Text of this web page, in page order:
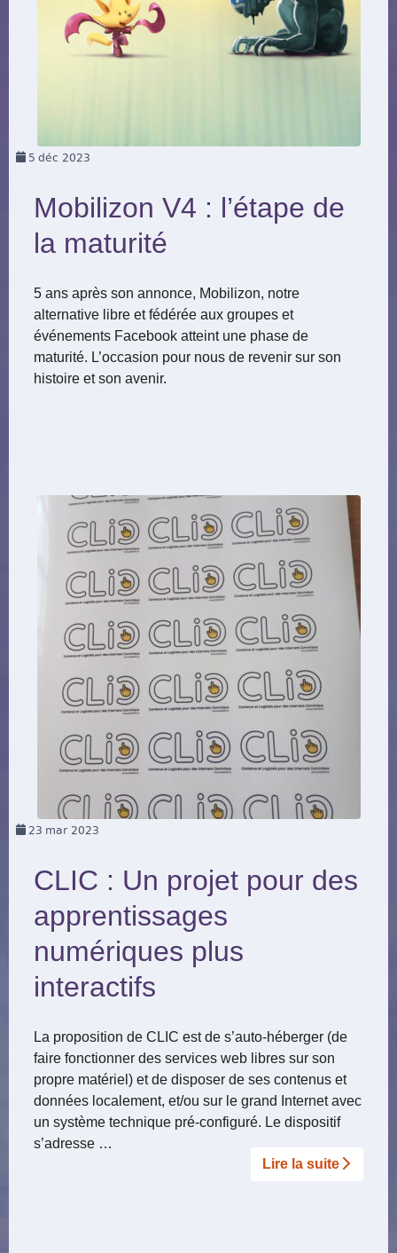
5 déc 2023
Mobilizon V4 : l’étape de
la maturité
5 ans après son annonce, Mobilizon, notre
alternative libre et fédérée aux groupes et
événements Facebook atteint une phase de
maturité. L’occasion pour nous de revenir sur son
histoire et son avenir.
23 mar 2023
CLIC : Un projet pour des
apprentissages
numériques plus
interactifs
La proposition de CLIC est de s’auto-héberger (de
faire fonctionner des services web libres sur son
propre matériel) et de disposer de ses contenus et
données localement, et/ou sur le grand Internet avec
un système technique pré-configuré. Le dispositif
s’adresse …
Lire la suite­­